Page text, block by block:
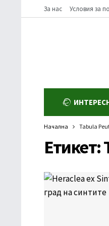
За нас Условия за
Начална Tabula
Етикет: